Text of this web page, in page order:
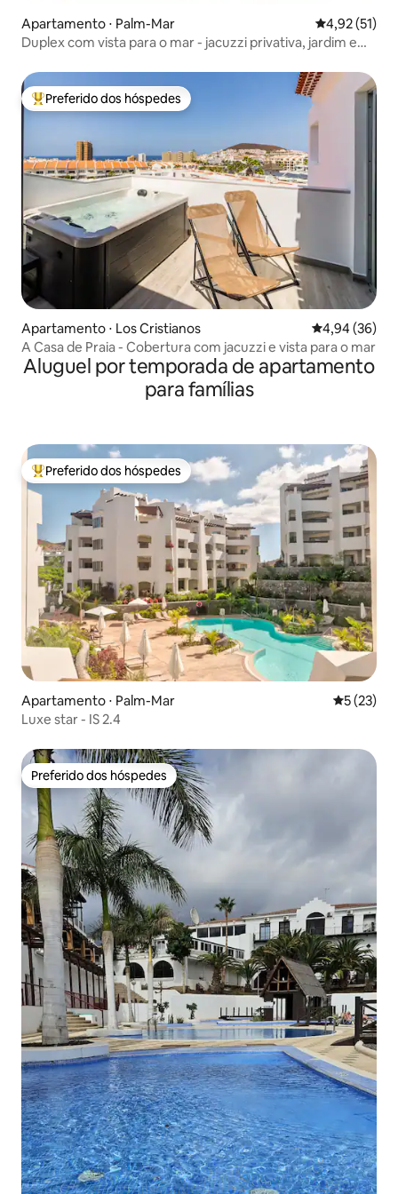
Apartamento ⋅ Palm-Mar 4,92 de uma
4,92 (51)
Duplex com vista para o mar - jacuzzi privativa, jardim e
Entre os melhores preferidos dos hóspedes
Preferido dos hóspedes
Apartamento ⋅ Los Cristianos 4,94 de uma
4,94 (36)
A Casa de Praia - Cobertura com jacuzzi e vista para o mar
Aluguel por temporada de apartamento
para famílias
Entre os melhores preferidos dos hóspedes
Preferido dos hóspedes
Apartamento ⋅ Palm-Mar 5 de uma
5 (23)
Luxe star - IS 2.4
Preferido dos hóspedes
Preferido dos hóspedes